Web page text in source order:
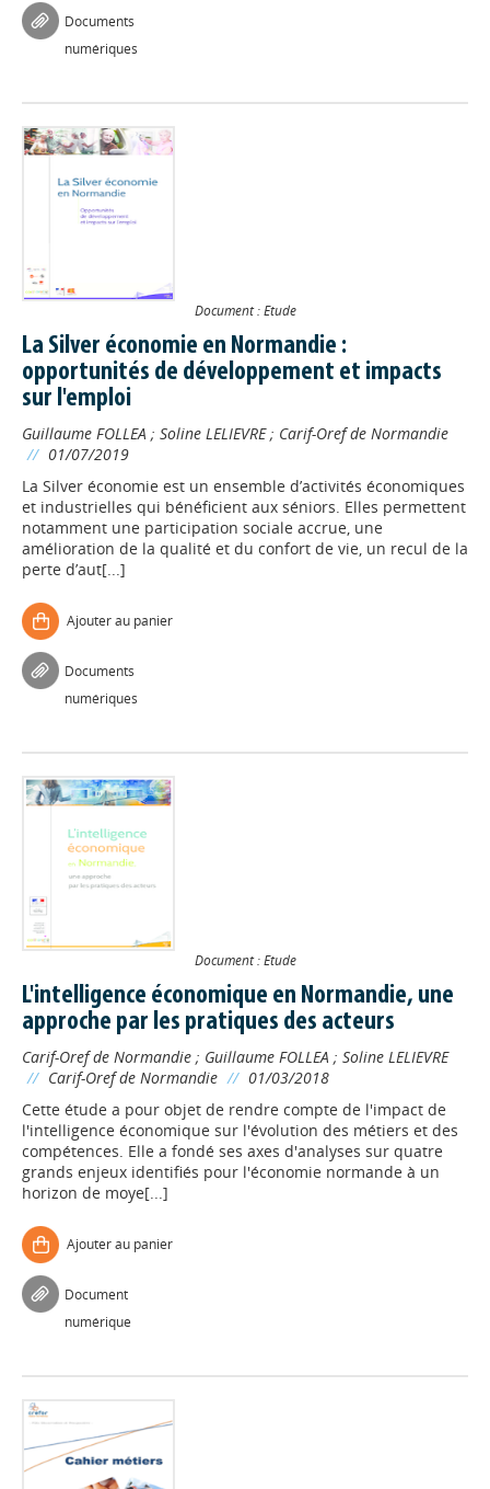
Documents
numériques
Document : Etude
La Silver économie en Normandie :
opportunités de développement et impacts
sur l'emploi
Guillaume FOLLEA ; Soline LELIEVRE; Carif-Oref de Normandie
// 01/07/2019
La Silver économie est un ensemble d’activités économiques
et industrielles qui bénéficient aux séniors. Elles permettent
notamment une participation sociale accrue, une
amélioration de la qualité et du confort de vie, un recul de la
perte d’aut[...]
Ajouter au panier
Documents
numériques
Document : Etude
L'intelligence économique en Normandie, une
approche par les pratiques des acteurs
Carif-Oref de Normandie ; Guillaume FOLLEA ; Soline LELIEVRE
// Carif-Oref de Normandie // 01/03/2018
Cette étude a pour objet de rendre compte de l'impact de
l'intelligence économique sur l'évolution des métiers et des
compétences. Elle a fondé ses axes d'analyses sur quatre
grands enjeux identifiés pour l'économie normande à un
horizon de moye[...]
Ajouter au panier
Document
numérique